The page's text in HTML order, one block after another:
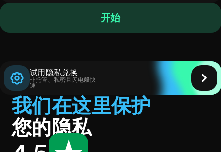
开始
试用隐私兑换
非托管、私密且闪电般快
速
我们在这里保护
您的隐私